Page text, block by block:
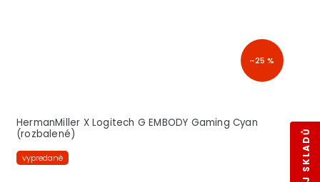
–25 %
HermanMiller X Logitech G EMBODY Gaming Cyan
(rozbalené)
vypredané